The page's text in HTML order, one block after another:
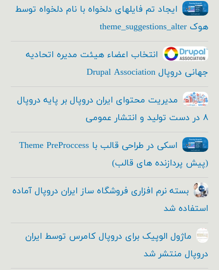
ایجاد تم فایلهای دلخواه با نام دلخواه توسط
هوک theme_suggestions_alter
انتخاب اعضاء هیئت مدیره اتحادیه
جهانی دروپال Drupal Association
مدیریت محتوای ایران دروپال بر پایه دروپال
۸ در دست تولید و انتشار عمومی
اسکی در طراحی قالب با Theme PreProccess
(پیش پردازنده های قالب)
بسته نرم افزاری فروشگاه ساز ایران دروپال آماده
استفاده شد
ماژول الوپیک برای دروپال کامرس توسط ایران
دروپال منتشر شد